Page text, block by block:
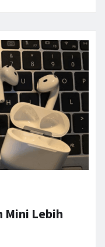
Mini Lebih